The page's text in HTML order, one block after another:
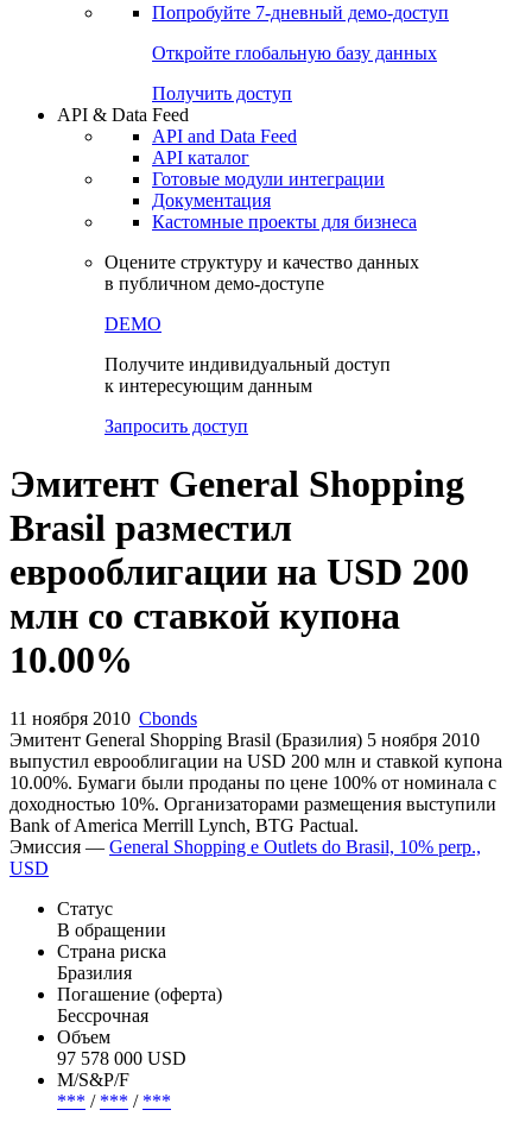
Попробуйте 7-дневный демо-доступ
Откройте глобальную базу данных
Получить доступ
API & Data Feed
API and Data Feed
API каталог
Готовые модули интеграции
Документация
Кастомные проекты для бизнеса
Оцените структуру и качество данных
в публичном демо-доступе
DEMO
Получите индивидуальный доступ
к интересующим данным
Запросить доступ
Эмитент General Shopping
Brasil разместил
еврооблигации на USD 200
млн со ставкой купона
10.00%
11 ноября 2010 Cbonds
Эмитент General Shopping Brasil (Бразилия) 5 ноября 2010
выпустил еврооблигации на USD 200 млн и ставкой купона
10.00%. Бумаги были проданы по цене 100% от номинала с
доходностью 10%. Организаторами размещения выступили
Bank of America Merrill Lynch, BTG Pactual.
Эмиссия — General Shopping e Outlets do Brasil, 10% perp.,
USD
Статус
В обращении
Страна риска
Бразилия
Погашение (оферта)
Бессрочная
Объем
97 578 000 USD
М/S&P/F
*** / *** / ***